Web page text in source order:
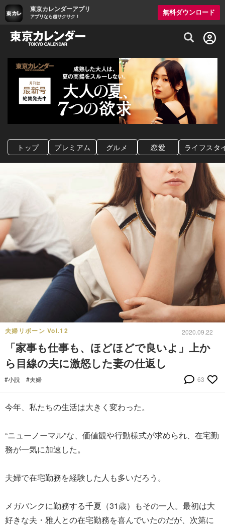
東京カレンダーアプリ
アプリなら超サクサク！
無料ダウンロード
グルメ情報・プレミアムレストラン予約
トップ プレミアム グルメ 恋愛 ライフスタ
夫婦リボーン Vol.12 2020.09.22
「家事も仕事も、ほどほどで良いよ」上か
ら目線の夫に激怒した妻の仕返し
#小説 #夫婦 63
今年、私たちの生活は大きく変わった。
“ニューノーマル”な、価値観や行動様式が求められ、在宅勤
務が一気に加速した。
夫婦で在宅勤務を経験した人も多いだろう。
メガバンクに勤務する千夏（31歳）もその一人。最初は大
好きな夫・雅人との在宅勤務を喜んでいたのだが、次第に